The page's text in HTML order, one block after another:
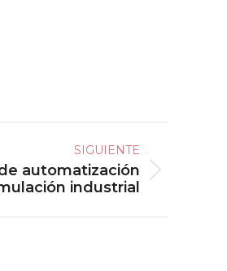
SIGUIENTE
automatización
industrial